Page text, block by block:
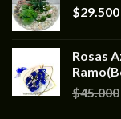
$29.500
Rosas
$45.000